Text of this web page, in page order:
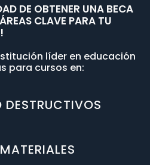
DE OBTENER UNA BECA
CLAVE PARA TU
líder en educación
para cursos en:
DESTRUCTIVOS